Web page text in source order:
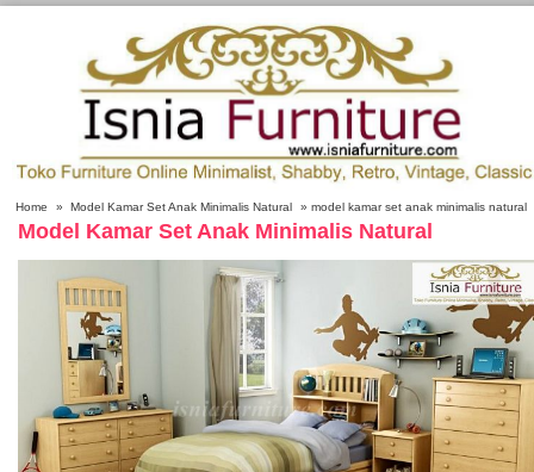
Home » Model Kamar Set Anak Minimalis Natural » model kamar set anak minimalis natural
Model Kamar Set Anak Minimalis Natural